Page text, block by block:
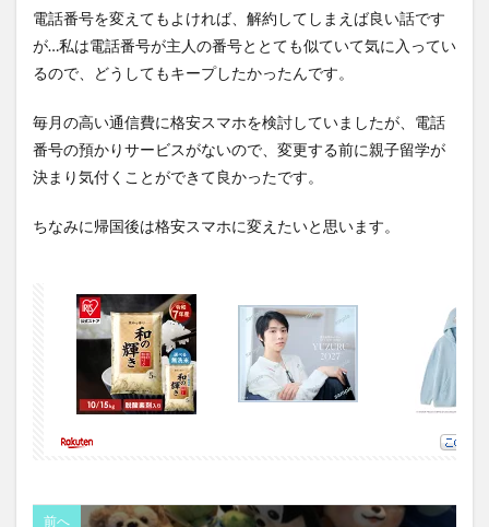
電話番号を変えてもよければ、解約してしまえば良い話です
が…私は電話番号が主人の番号ととても似ていて気に入ってい
るので、どうしてもキープしたかったんです。
毎月の高い通信費に格安スマホを検討していましたが、電話
番号の預かりサービスがないので、変更する前に親子留学が
決まり気付くことができて良かったです。
ちなみに帰国後は格安スマホに変えたいと思います。
前へ